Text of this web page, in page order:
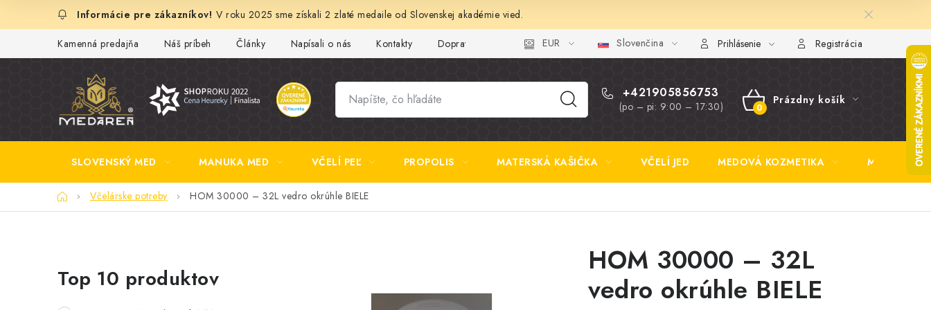
V roku 2025 sme získali 2 zlaté medaile od Slovenskej akadémie vied.
Kamenná predajňa Náš príbeh Články Napísali o nás Kontakty Doprava a platba Najčastejšie otázky FAQ Fotogaléria Obchodné podmienky Ochrana
EUR Slovenčina Prihlásenie Registrácia
+421905856753
(po – pi: 9:00 – 17:30)
NÁKUPNÝ
KOŠÍK
Prázdny košík
SLOVENSKÝ MED MANUKA MED VČELÍ PEĽ PROPOLIS MATERSKÁ KAŠIČKA VČELÍ JED MEDOVÁ KOZMETIKA MEDOVINA
DomovVčelárske potreby HOM 30000 – 32L vedro okrúhle BIELE
o
Top 10 produktov
HOM 30000 – 32L
vedro okrúhle BIELE